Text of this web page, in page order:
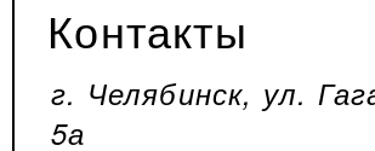
Контакты
г. Челябинск, ул.
5а